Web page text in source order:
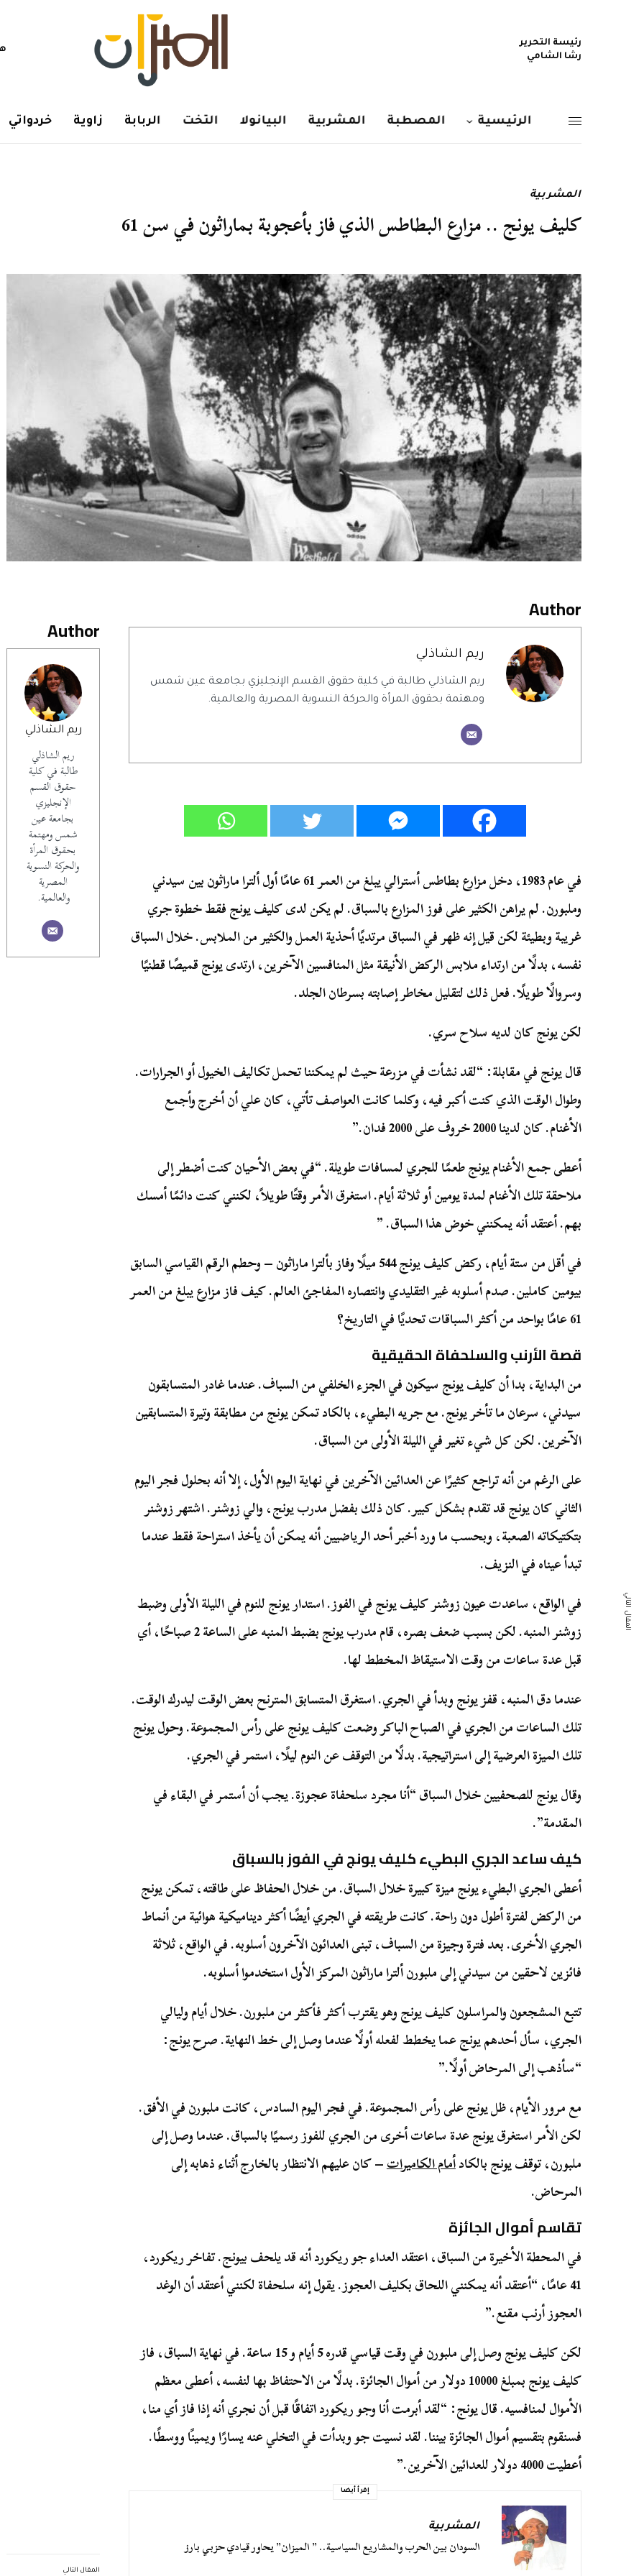
رئيسة التحرير
رشا الشامي
الرئيسية المصطبة المشربية البيانولا التخت الربابة زاوية خردواتي
المشربية
كليف يونج .. مزارع البطاطس الذي فاز بأعجوبة بماراثون في سن 61
Author
ريم الشاذلي
ريم الشاذلي
طالبة في كلية
حقوق القسم
الإنجليزي
بجامعة عين
شمس ومهتمة
بحقوق المرأة
والحركة النسوية
المصرية
والعالمية.
المقال التالي
Author
ريم الشاذلي
ريم الشاذلي طالبة في كلية حقوق القسم الإنجليزي بجامعة عين شمس
ومهتمة بحقوق المرأة والحركة النسوية المصرية والعالمية.
في عام 1983، دخل مزارع بطاطس أسترالي يبلغ من العمر 61 عامًا أول ألترا ماراثون بين سيدني
وملبورن. لم يراهن الكثير على فوز المزارع بالسباق. لم يكن لدى كليف يونج فقط خطوة جري
غريبة وبطيئة لكن قيل إنه ظهر في السباق مرتديًا أحذية العمل والكثير من الملابس. خلال السباق
نفسه، بدلًا من ارتداء ملابس الركض الأنيقة مثل المنافسين الآخرين، ارتدى يونج قميصًا قطنيًا
وسروالًا طويلًا. فعل ذلك لتقليل مخاطر إصابته بسرطان الجلد.
لكن يونج كان لديه سلاح سري.
قال يونج في مقابلة: “لقد نشأت في مزرعة حيث لم يمكننا تحمل تكاليف الخيول أو الجرارات.
وطوال الوقت الذي كنت أكبر فيه، وكلما كانت العواصف تأتي، كان علي أن أخرج وأجمع
الأغنام. كان لدينا 2000 خروف على 2000 فدان.”
أعطى جمع الأغنام يونج طعمًا للجري لمسافات طويلة. “في بعض الأحيان كنت أضطر إلى
ملاحقة تلك الأغنام لمدة يومين أو ثلاثة أيام. استغرق الأمر وقتًا طويلاً، لكنني كنت دائمًا أمسك
بهم. أعتقد أنه يمكنني خوض هذا السباق. ”
في أقل من ستة أيام، ركض كليف يونج 544 ميلًا وفاز بألترا ماراثون – وحطم الرقم القياسي السابق
بيومين كاملين. صدم أسلوبه غير التقليدي وانتصاره المفاجئ العالم. كيف فاز مزارع يبلغ من العمر
61 عامًا بواحد من أكثر السباقات تحديًا في التاريخ؟
قصة الأرنب والسلحفاة الحقيقية
من البداية، بدا أن كليف يونج سيكون في الجزء الخلفي من السباف. عندما غادر المتسابقون
سيدني، سرعان ما تأخر يونج. مع جريه البطيء، بالكاد تمكن يونج من مطابقة وتيرة المتسابقين
الآخرين. لكن كل شيء تغير في الليلة الأولى من السباق.
على الرغم من أنه تراجع كثيرًا عن العدائين الآخرين في نهاية اليوم الأول، إلا أنه بحلول فجر اليوم
الثاني كان يونج قد تقدم بشكل كبير. كان ذلك بفضل مدرب يونج، والي زوشنر. اشتهر زوشنر
بتكتيكاته الصعبة، وبحسب ما ورد أخبر أحد الرياضيين أنه يمكن أن يأخذ استراحة فقط عندما
تبدأ عيناه في النزيف.
في الواقع، ساعدت عيون زوشنر كليف يونج في الفوز. استدار يونج للنوم في الليلة الأولى وضبط
زوشنر المنبه. لكن بسبب ضعف بصره، قام مدرب يونج بضبط المنبه على الساعة 2 صباحًا، أي
قبل عدة ساعات من وقت الاستيقاظ المخطط لها.
عندما دق المنبه، قفز يونج وبدأ في الجري. استغرق المتسابق المترنح بعض الوقت ليدرك الوقت.
تلك الساعات من الجري في الصباح الباكر وضعت كليف يونج على رأس المجموعة. وحول يونج
تلك الميزة العرضية إلى استراتيجية. بدلًا من التوقف عن النوم ليلًا، استمر في الجري.
وقال يونج للصحفيين خلال السباق “أنا مجرد سلحفاة عجوزة. يجب أن أستمر في البقاء في
المقدمة”.
كيف ساعد الجري البطيء كليف يونج في الفوز بالسباق
أعطى الجري البطيء يونج ميزة كبيرة خلال السباق. من خلال الحفاظ على طاقته، تمكن يونج
من الركض لفترة أطول دون راحة. كانت طريقته في الجري أيضًا أكثر ديناميكية هوائية من أنماط
الجري الأخرى. بعد فترة وجيزة من السباف، تبنى العدائون الآخرون أسلوبه. في الواقع، ثلاثة
فائزين لاحقين من سيدني إلى ملبورن ألترا ماراثون المركز الأول استخدموا أسلوبه.
تتبع المشجعون والمراسلون كليف يونج وهو يقترب أكثر فأكثر من ملبورن. خلال أيام وليالي
الجري، سأل أحدهم يونج عما يخطط لفعله أولًا عندما وصل إلى خط النهاية. صرح يونج:
“سأذهب إلى المرحاض أولًا.”
مع مرور الأيام، ظل يونج على رأس المجموعة. في فجر اليوم السادس، كانت ملبورن في الأفق.
لكن الأمر استغرق يونج عدة ساعات أخرى من الجري للفوز رسميًا بالسباق. عندما وصل إلى
ملبورن، توقف يونج بالكادأمام الكاميرات– كان عليهم الانتظار بالخارج أثناء ذهابه إلى
المرحاض.
تقاسم أموال الجائزة
في المحطة الأخيرة من السباق، اعتقد العداء جو ريكورد أنه قد يلحف بيونج. تفاخر ريكورد،
41 عامًا، “أعتقد أنه يمكنني اللحاق بكليف العجوز. يقول إنه سلحفاة لكنني أعتقد أن الوغد
العجوز أرنب مقنع.”
لكن كليف يونج وصل إلى ملبورن في وقت قياسي قدره 5 أيام و 15 ساعة. في نهاية السباق، فاز
كليف يونج بمبلغ 10000 دولار من أموال الجائزة. بدلًا من الاحتفاظ بها لنفسه، أعطى معظم
الأموال لمنافسيه. قال يونج: “لقد أبرمت أنا وجو ريكورد اتفاقًا قبل أن نجري أنه إذا فاز أي منا،
فسنقوم بتقسيم أموال الجائزة بيننا. لقد نسيت جو وبدأت في التخلي عنه يسارًا ويمينًا ووسطًا.
أعطيت 4000 دولار للعدائين الآخرين.”
إقرأ أيضا
المشربية
السودان بين الحرب والمشاريع السياسية.. ” الميزان” يحاور قيادي حزبي بارز
المقال التالي